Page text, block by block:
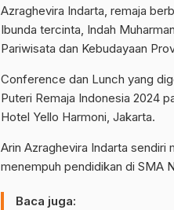
Azraghevira Indarta, remaja
Ibunda tercinta, Indah
Pariwisata dan Kebudayaan
Conference dan Lunch yang
Puteri Remaja Indonesia 2024
Hotel Yello Harmoni, Jakarta.
Arin Azraghevira Indarta sendiri
menempuh pendidikan di SMA
Baca juga: